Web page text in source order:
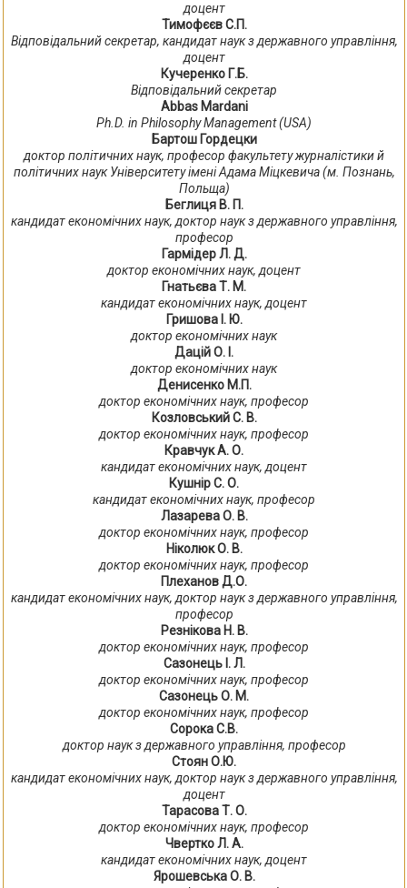
доцент
Тимофєєв С.П.
Відповідальний секретар, кандидат наук з державного управління,
доцент
Кучеренко Г.Б.
Відповідальний секретар
Abbas Mardani
Ph.D. in Philosophy Management (USA)
Бартош Гордецки
доктор політичних наук, професор факультету журналістики й
політичних наук Університету імені Адама Міцкевича (м. Познань,
Польща)
Беглиця В. П.
кандидат економічних наук, доктор наук з державного управління,
професор
Гармідер Л. Д.
доктор економічних наук, доцент
Гнатьєва Т. М.
кандидат економічних наук, доцент
Гришова І. Ю.
доктор економічних наук
Дацій О. І.
доктор економічних наук
Денисенко М.П.
доктор економічних наук, професор
Козловський С. В.
доктор економічних наук, професор
Кравчук А. О.
кандидат економічних наук, доцент
Кушнір С. О.
кандидат економічних наук, професор
Лазарева О. В.
доктор економічних наук, професор
Ніколюк О. В.
доктор економічних наук, професор
Плеханов Д.О.
кандидат економічних наук, доктор наук з державного управління,
професор
Резнікова Н. В.
доктор економічних наук, професор
Сазонець І. Л.
доктор економічних наук, професор
Сазонець О. М.
доктор економічних наук, професор
Сорока С.В.
доктор наук з державного управління, професор
Стоян О.Ю.
кандидат економічних наук, доктор наук з державного управління,
доцент
Тарасова Т. О.
доктор економічних наук, професор
Чвертко Л. А.
кандидат економічних наук, доцент
Ярошевська О. В.